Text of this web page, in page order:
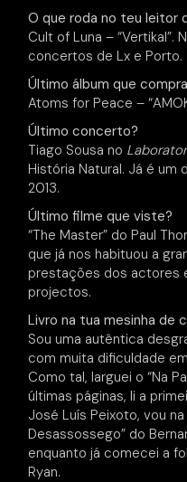
O que roda no teu leitor
Cult of Luna – “Vertikal”.
concertos de Lx e Porto.
Último álbum que
Atoms for Peace –
Último concerto?
Tiago Sousa no
História Natural. Já é
2013.
Último filme que viste?
“The Master” do Paul
que já nos habituou a
prestações dos actores
projectos.
Livro na tua mesinha de
Sou uma autêntica
com muita dificuldade
Como tal, larguei o “Na
últimas páginas, li a
José Luís Peixoto, vou
Desassossego” do
enquanto já comecei a
Ryan.